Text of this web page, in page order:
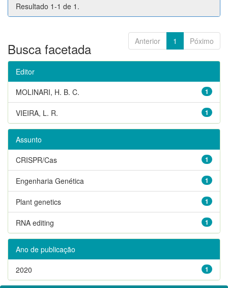
Resultado 1-1 de 1.
Anterior 1 Póximo
Busca facetada
Editor
1
MOLINARI, H. B. C.
1
VIEIRA, L. R.
Assunto
1
CRISPR/Cas
1
Engenharia Genética
1
Plant genetics
1
RNA editing
Ano de publicação
1
2020